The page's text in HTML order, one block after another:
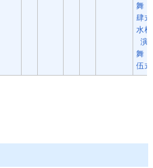
舞・
肆式
水槍
演
舞・
伍式